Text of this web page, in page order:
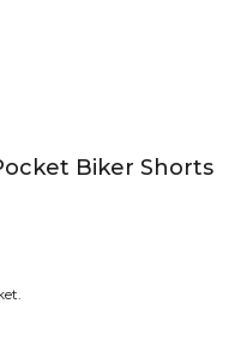
Biker Shorts